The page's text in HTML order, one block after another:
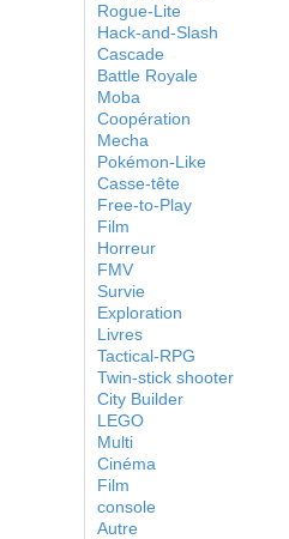
Rogue-Lite
Hack-and-Slash
Cascade
Battle Royale
Moba
Coopération
Mecha
Pokémon-Like
Casse-tête
Free-to-Play
Film
Horreur
FMV
Survie
Exploration
Livres
Tactical-RPG
Twin-stick shooter
City Builder
LEGO
Multi
Cinéma
Film
console
Autre